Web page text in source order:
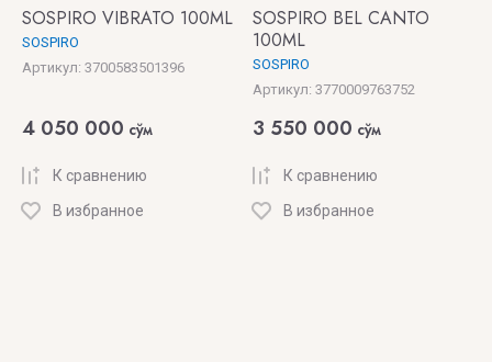
SOSPIRO VIBRATO 100ML
SOSPIRO
Артикул: 3700583501396
4 050 000 сўм
К сравнению
В избранное
SOSPIRO BEL CANTO
100ML
SOSPIRO
Артикул: 3770009763752
3 550 000 сўм
К сравнению
В избранное